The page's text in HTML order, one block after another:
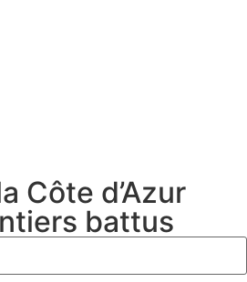
Côte d’Azur
battus